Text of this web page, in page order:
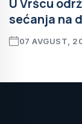
U Vršcu
sećanja na
07 AVGUST,